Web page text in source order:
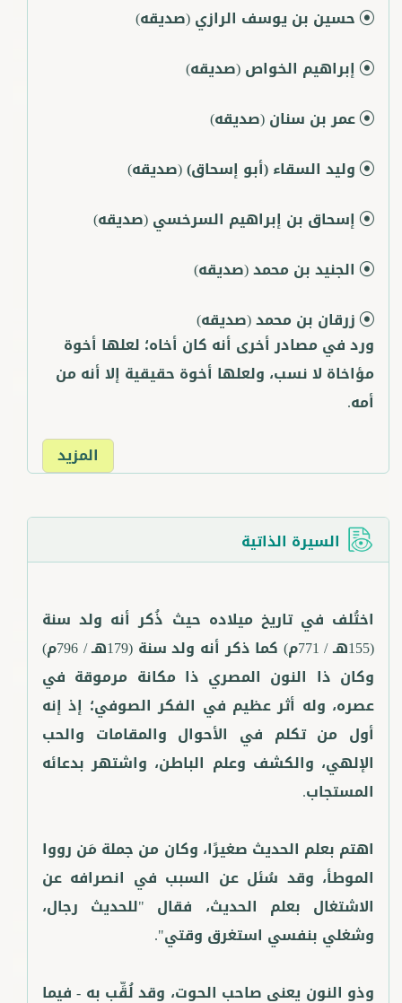
حسين بن يوسف الرازي(صديقه)
إبراهيم الخواص(صديقه)
عمر بن سنان(صديقه)
وليد السقاء (أبو إسحاق)(صديقه)
إسحاق بن إبراهيم السرخسي(صديقه)
الجنيد بن محمد(صديقه)
زرقان بن محمد(صديقه)
ورد في مصادر أخرى أنه كان أخاه؛ لعلها أخوة
مؤاخاة لا نسب، ولعلها أخوة حقيقية إلا أنه من
أمه.
المزيد
السيرة الذاتية
اختُلف في تاريخ ميلاده حيث ذُكر أنه ولد سنة
(155هـ / 771م) كما ذكر أنه ولد سنة (179هـ / 796م)
وكان ذا النون المصري ذا مكانة مرموقة في
عصره، وله أثر عظيم في الفكر الصوفي؛ إذ إنه
أول من تكلم في الأحوال والمقامات والحب
الإلهي، والكشف وعلم الباطن، واشتهر بدعائه
اهتم بعلم الحديث صغيرًا، وكان من جملة مَن رووا
الموطأ، وقد سُئل عن السبب في انصرافه عن
الاشتغال بعلم الحديث، فقال "للحديث رجال،
وذو النون يعني صاحب الحوت، وقد لُقِّب به - فيما